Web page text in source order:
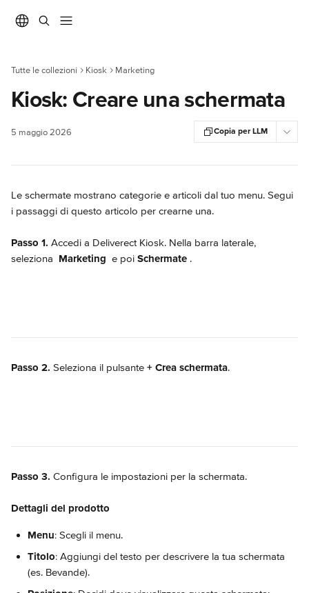
Tutte le collezioni Kiosk Marketing
Kiosk: Creare una schermata
5 maggio 2026 Copia per LLM
Le schermate mostrano categorie e articoli dal tuo menu. Segui
i passaggi di questo articolo per crearne una.
Passo 1. Accedi a Deliverect Kiosk. Nella barra laterale,
seleziona Marketing e poi Schermate .
Passo 2. Seleziona il pulsante + Crea schermata.
Passo 3. Configura le impostazioni per la schermata.
Dettagli del prodotto
Menu: Scegli il menu.
Titolo: Aggiungi del testo per descrivere la tua schermata
(es. Bevande).